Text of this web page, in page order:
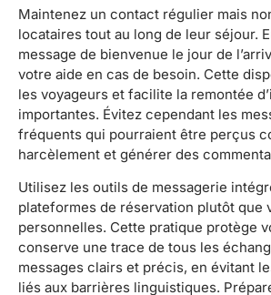
Maintenez un contact régulier mais
locataires tout au long de leur séjour.
message de bienvenue le jour de
votre aide en cas de besoin. Cette
les voyageurs et facilite la remontée
importantes. Évitez cependant les
fréquents qui pourraient être perçus
harcèlement et générer des
Utilisez les outils de messagerie
plateformes de réservation plutôt que
personnelles. Cette pratique protège
conserve une trace de tous les
messages clairs et précis, en évitant
liés aux barrières linguistiques.